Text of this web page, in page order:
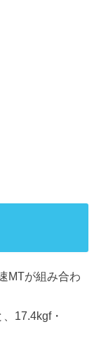
MTが組み合わ
17.4kgf・